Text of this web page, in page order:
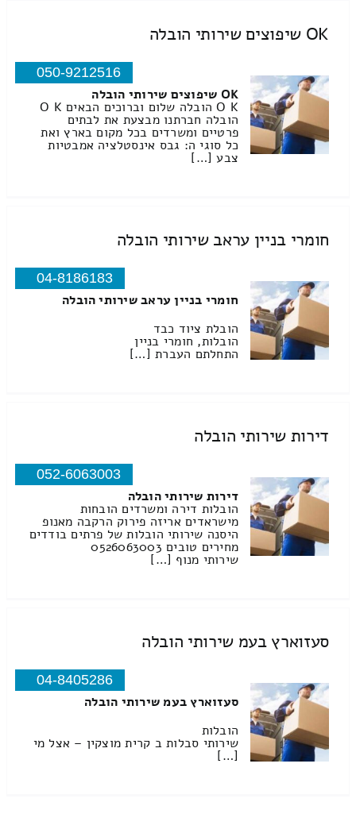
OK שיפוצים שירותי הובלה
050-9212516
OK שיפוצים שירותי הובלה
O K הובלה שלום וברוכים הבאים O K
הובלה חברתנו מבצעת את לבתים
פרטיים ומשרדים בכל מקום בארץ ואת
כל סוגי ה: גבס אינסטלציה אמבטיות
צבע […]
חומרי בניין עראב שירותי הובלה
04-8186183
חומרי בניין עראב שירותי הובלה
הובלת ציוד כבד
הובלות, חומרי בניין
התחלתם העברת […]
דירות שירותי הובלה
052-6063003
דירות שירותי הובלה
הובלות דירה ומשרדים הובחות
מישראדים אריזה פירוק הרקבה מאנופ
היסנה שירותי הובלות של פרתים בודדים
מחירים טובים 0526063003
שירותי מנוף […]
סעזוארץ בעמ שירותי הובלה
04-8405286
סעזוארץ בעמ שירותי הובלה
הובלות
שירותי סבלות ב קרית מוצקין – אצל מי
[…]